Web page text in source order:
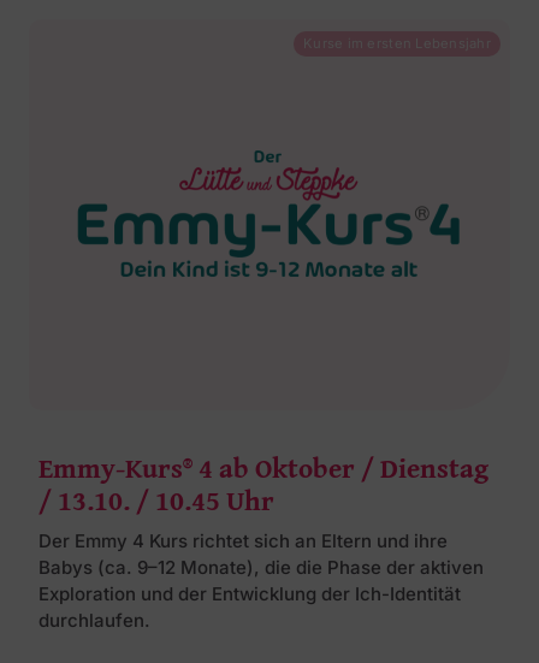
Kurse im ersten Lebensjahr
Emmy-Kurs® 4 ab Oktober / Dienstag
/ 13.10. / 10.45 Uhr
Der Emmy 4 Kurs richtet sich an Eltern und ihre
Babys (ca. 9–12 Monate), die die Phase der aktiven
Exploration und der Entwicklung der Ich-Identität
durchlaufen.